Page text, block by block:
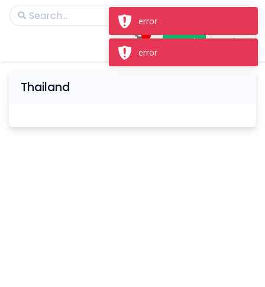
Masuk Daftar
Thailand
error
error